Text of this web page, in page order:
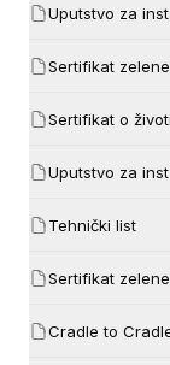
Uputstvo za
Sertifikat
Sertifikat o
Uputstvo za
Tehnički list
Sertifikat
Cradle to